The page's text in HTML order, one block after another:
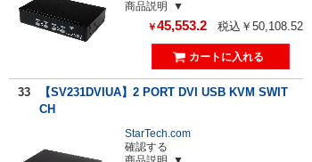
商品説明
￥45,553.2 税込￥50,108.52
33
【SV231DVIUA】2 PORT DVI USB KVM SWIT
CH
StarTech.com
確認する